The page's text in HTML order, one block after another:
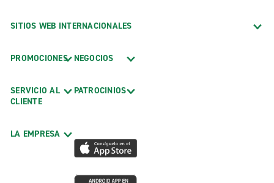
SITIOS WEB INTERNACIONALES
PROMOCIONES
SERVICIO AL
CLIENTE
LA EMPRESA
NEGOCIOS
PATROCINIOS